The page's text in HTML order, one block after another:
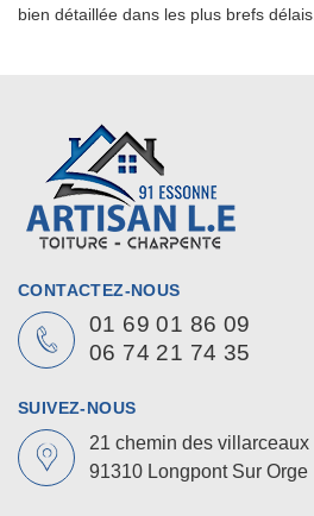
bien détaillée dans les plus brefs délais.
CONTACTEZ-NOUS
01 69 01 86 09
06 74 21 74 35
SUIVEZ-NOUS
21 chemin des villarceaux
91310 Longpont Sur Orge